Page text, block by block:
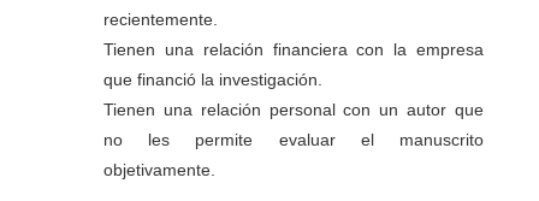
recientemente.
Tienen una relación financiera con la empresa
que financió la investigación.
Tienen una relación personal con un autor que
no les permite evaluar el manuscrito
objetivamente.